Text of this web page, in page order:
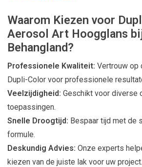
Waarom Kiezen voor
Aerosol Art Hoogglans
Behangland?
Professionele Kwaliteit: Vertrouw op
Dupli-Color voor professionele
Veelzijdigheid: Geschikt voor diverse
toepassingen.
Snelle Droogtijd: Bespaar tijd met de
formule.
Deskundig Advies: Onze experts
kiezen van de juiste lak voor uw project.